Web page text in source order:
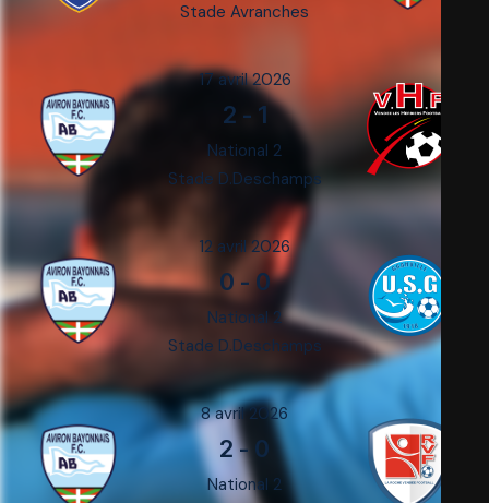
Stade Avranches
17 avril 2026
2 - 1
National 2
Stade D.Deschamps
12 avril 2026
0 - 0
National 2
Stade D.Deschamps
8 avril 2026
2-0
National 2